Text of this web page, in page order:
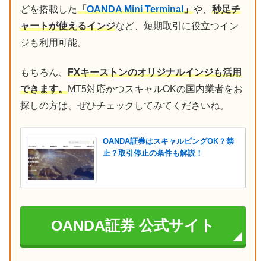
どを搭載した「OANDA Mini Terminal」や、 秒足チ
ャートが使えるインジなど、短期取引に役立つイン
ジも利用可能。
もちろん、 FXキーストンのオリジナルインジも活用
できます。MT5対応かつスキャルOKの国内業者をお
探しの方は、ぜひチェックしてみてくださいね。
OANDA証券はスキャルピングOK？禁
止？取引停止の条件も解説！
OANDA証券 公式サイト